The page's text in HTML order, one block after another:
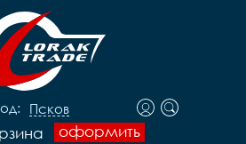
Псков
оформить